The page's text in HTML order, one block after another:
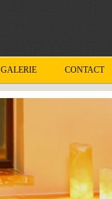
GALERIE CONTACT